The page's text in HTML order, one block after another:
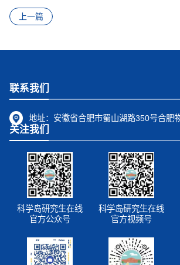
上一篇
联系我们
地址： 安徽省合肥市蜀山湖路350号合肥
关注我们
科学岛研究生在线
官方公众号
科学岛研究生在线
官方视频号